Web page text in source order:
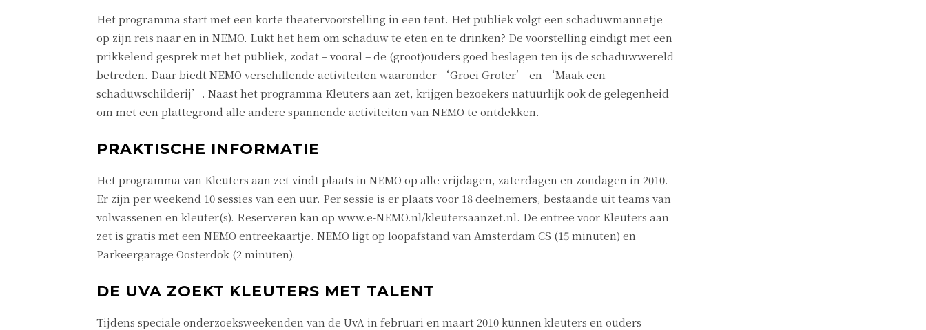
Het programma start met een korte theatervoorstelling in een tent. Het publiek volgt een schaduwmannetje
op zijn reis naar en in NEMO. Lukt het hem om schaduw te eten en te drinken? De voorstelling eindigt met een
prikkelend gesprek met het publiek, zodat – vooral – de (groot)ouders goed beslagen ten ijs de schaduwwereld
betreden. Daar biedt NEMO verschillende activiteiten waaronder ‘Groei Groter’ en ‘Maak een
schaduwschilderij’. Naast het programma Kleuters aan zet, krijgen bezoekers natuurlijk ook de gelegenheid
om met een plattegrond alle andere spannende activiteiten van NEMO te ontdekken.
PRAKTISCHE INFORMATIE
Het programma van Kleuters aan zet vindt plaats in NEMO op alle vrijdagen, zaterdagen en zondagen in 2010.
Er zijn per weekend 10 sessies van een uur. Per sessie is er plaats voor 18 deelnemers, bestaande uit teams van
volwassenen en kleuter(s). Reserveren kan op www.e-NEMO.nl/kleutersaanzet.nl. De entree voor Kleuters aan
zet is gratis met een NEMO entreekaartje. NEMO ligt op loopafstand van Amsterdam CS (15 minuten) en
Parkeergarage Oosterdok (2 minuten).
DE UVA ZOEKT KLEUTERS MET TALENT
Tijdens speciale onderzoeksweekenden van de UvA in februari en maart 2010 kunnen kleuters en ouders